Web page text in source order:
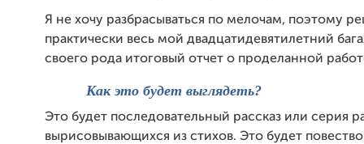
Я не хочу разбрасываться по мелочам, поэтому
практически весь мой двадцатидевятилетний
своего рода итоговый отчет о проделанной
Как это будет выглядеть?
Это будет последовательный рассказ или серия
вырисовывающихся из стихов. Это будет